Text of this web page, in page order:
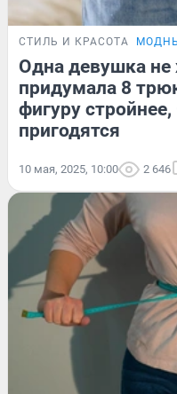
СТИЛЬ И КРАСОТА
Одна девушка не
придумала 8
фигуру
пригодятся
10 мая, 2025, 10:00 2 646